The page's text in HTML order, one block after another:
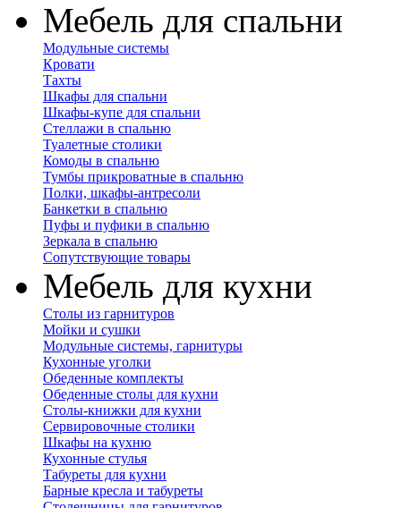
Мебель для спальни
Модульные системы
Кровати
Тахты
Шкафы для спальни
Шкафы-купе для спальни
Стеллажи в спальню
Туалетные столики
Комоды в спальню
Тумбы прикроватные в спальню
Полки, шкафы-антресоли
Банкетки в спальню
Пуфы и пуфики в спальню
Зеркала в спальню
Сопутствующие товары
Мебель для кухни
Столы из гарнитуров
Мойки и сушки
Модульные системы, гарнитуры
Кухонные уголки
Обеденные комплекты
Обеденные столы для кухни
Столы-книжки для кухни
Сервировочные столики
Шкафы на кухню
Кухонные стулья
Табуреты для кухни
Барные кресла и табуреты